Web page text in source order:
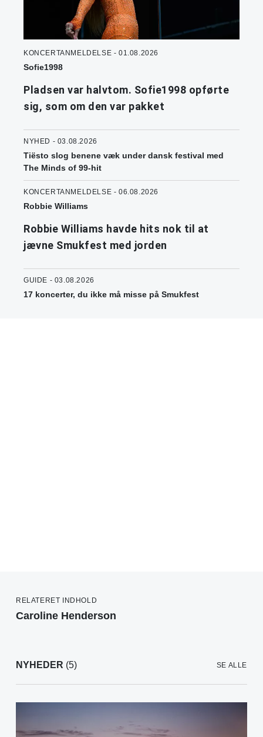
KONCERTANMELDELSE - 01.08.2026
Sofie1998
Pladsen var halvtom. Sofie1998 opførte
sig, som om den var pakket
NYHED - 03.08.2026
Tiësto slog benene væk under dansk festival med
The Minds of 99-hit
KONCERTANMELDELSE - 06.08.2026
Robbie Williams
Robbie Williams havde hits nok til at
jævne Smukfest med jorden
GUIDE - 03.08.2026
17 koncerter, du ikke må misse på Smukfest
RELATERET INDHOLD
Caroline Henderson
NYHEDER (5) SE ALLE